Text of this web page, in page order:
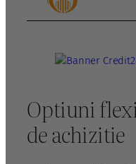
Optiuni
de achizitie